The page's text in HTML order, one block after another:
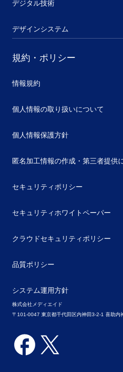
株式会社メディエイド
〒101-0047 東京都千代田区内神田3-2-1 喜助内
デジタル技術
デザインシステム
規約・ポリシー
情報規約
個人情報の取り扱いについて
個人情報保護方針
匿名加工情報の作成・第三者提供
セキュリティポリシー
セキュリティホワイトペーパー
クラウドセキュリティポリシー
品質ポリシー
システム運用方針